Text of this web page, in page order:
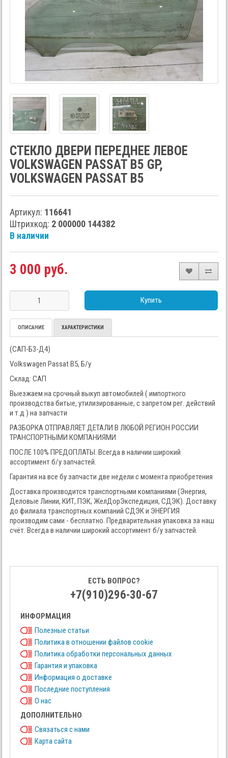
СТЕКЛО ДВЕРИ ПЕРЕДНЕЕ ЛЕВОЕ
VOLKSWAGEN PASSAT B5 GP,
VOLKSWAGEN PASSAT B5
Артикул: 116641
Штрихкод: 2 000000 144382
В наличии
3 000 руб.
Купить
ОПИСАНИЕ ХАРАКТЕРИСТИКИ
(САП-Б3-Д4)
Volkswagen Passat B5, Б/у
Склад: САП
Выезжаем на срочный выкуп автомобилей ( импортного
производства битые, утилизированные, с запретом рег. действий
и т.д ) на запчасти
РАЗБОРКА ОТПРАВЛЯЕТ ДЕТАЛИ В ЛЮБОЙ РЕГИОН РОССИИ
ТРАНСПОРТНЫМИ КОМПАНИЯМИ
ПОСЛЕ 100% ПРЕДОПЛАТЫ. Всегда в наличии широкий
ассортимент б/у запчастей.
Гарантия на все бу запчасти две недели с момента приобретения
Доставка производится транспортными компаниями (Энергия,
Деловые Линии, КИТ, ПЭК, ЖелДорЭкспедиция, СДЭК). Доставку
до филиала транспортных компаний СДЭК и ЭНЕРГИЯ
производим сами - бесплатно. Предварительная упаковка за наш
счёт. Всегда в наличии широкий ассортимент б/у запчастей.
ЕСТЬ ВОПРОС?
+7(910)296-30-67
ИНФОРМАЦИЯ
Полезные статьи
Политика в отношении файлов cookie
Политика обработки персональных данных
Гарантия и упаковка
Информация о доставке
Последние поступления
О нас
ДОПОЛНИТЕЛЬНО
Связаться с нами
Карта сайта